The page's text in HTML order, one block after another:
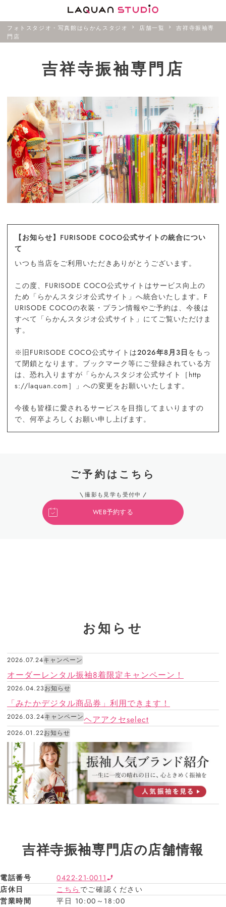
フォトスタジオ・写真館はらかんスタジオ 店舗一覧
吉祥寺振袖専
門店
吉祥寺振袖専門店
【お知らせ】FURISODE COCO公式サイトの統合につい
て
いつも当店をご利用いただきありがとうございます。
この度、FURISODE COCO公式サイトはサービス向上の
ため「らかんスタジオ公式サイト」へ統合いたします。F
URISODE COCOの衣装・プラン情報やご予約は、今後は
すべて「らかんスタジオ公式サイト」にてご覧いただけま
す。
※旧FURISODE COCO公式サイトは2026年8月3日 をもっ
て閉鎖となります。ブックマーク等にご登録されている方
は、恐れ入りますが「らかんスタジオ公式サイト［http
s://laquan.com］」への変更をお願いいたします。
今後も皆様に愛されるサービスを目指してまいりますの
で、何卒よろしくお願い申し上げます。
ご予約はこちら
撮影も見学も受付中
WEB予約する
お知らせ
2026.07.24キャンペーン
オーダーレンタル振袖8着限定キャンペーン！
2026.04.23お知らせ
「みたかデジタル商品券」利用できます！
2026.03.24キャンペーンヘアアクセselect
2026.01.22お知らせ
吉祥寺振袖専門店の店舗情報
電話番号
0422-21-0011
店休日
こちら でご確認ください
営業時間
平日 10:00～18:00